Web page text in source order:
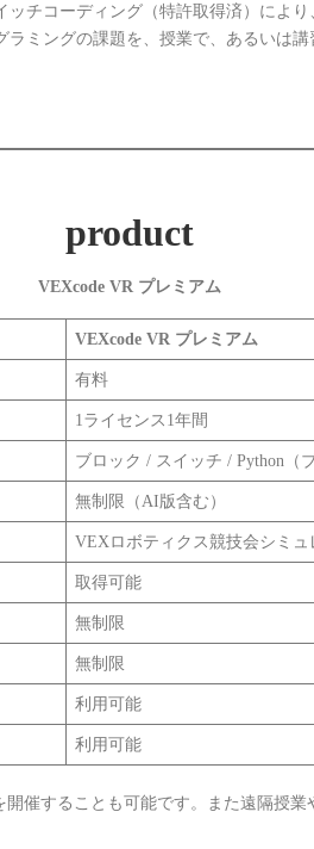
ッチコーディング（特許取得済）によ
ラミングの課題を、授業で、あるいは
product
VEXcode VR プレミアム
VEXcode VR プレミアム
有料
1ライセンス1年間
ブロック / スイッチ / Python（
無制限（AI版含む）
VEXロボティクス競技会シミ
取得可能
無制限
無制限
利用可能
利用可能
催することも可能です。また遠隔授